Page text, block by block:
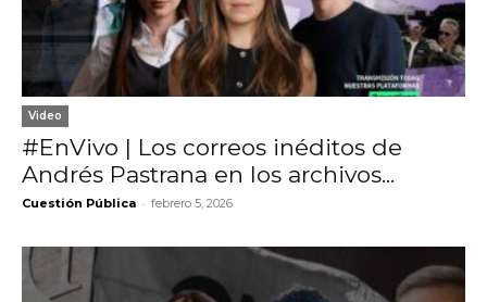
Video
#EnVivo | Los correos inéditos de
Andrés Pastrana en los archivos...
Cuestión Pública - febrero 5, 2026